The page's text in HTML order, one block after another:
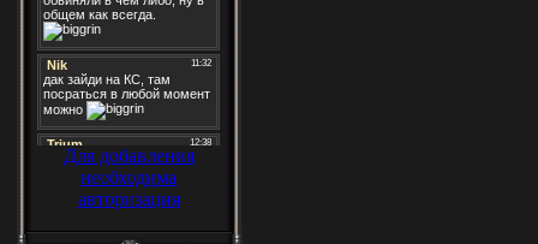
Для добавления
необходима
авторизация